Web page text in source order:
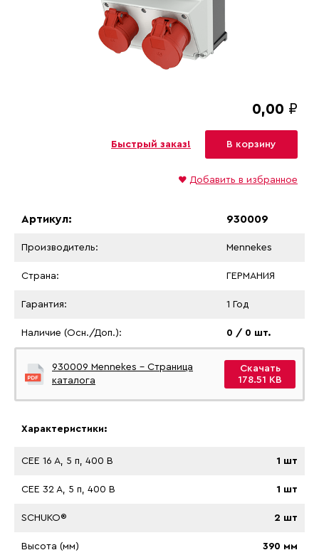
0,00 ₽
Быстрый заказ! В корзину
♥ Добавить в избранное
Артикул: 930009
Производитель: Mennekes
Страна: ГЕРМАНИЯ
Гарантия: 1 Год
Наличие (Осн./Доп.): 0 / 0 шт.
930009 Mennekes - Страница
каталога
Скачать
178.51 KB
Характеристики:
CEE 16 A, 5 п, 400 В 1 шт
CEE 32 A, 5 п, 400 В 1 шт
SCHUKO® 2 шт
Высота (мм) 390 мм